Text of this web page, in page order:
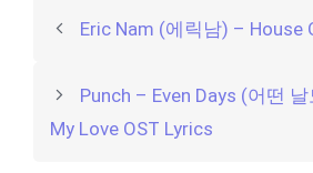
Eric Nam (에릭남) – House
Punch – Even Days (어떤
My Love OST Lyrics